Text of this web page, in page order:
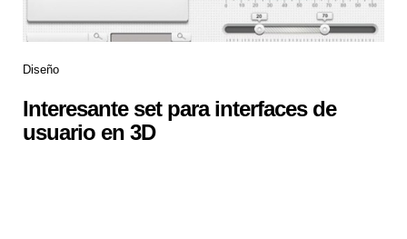
Diseño
Interesante set para interfaces de
usuario en 3D